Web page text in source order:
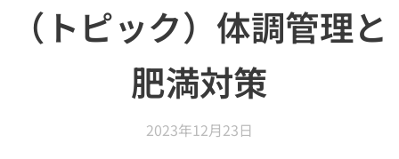
（トピック）体調管理と
肥満対策
2023年12月23日